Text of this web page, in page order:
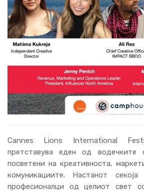
Cannes Lions International
претставува еден од водечките
посветени на креативноста,
комуникациите. Настанот
професионалци од целиот свет